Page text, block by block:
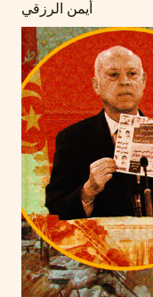
أيمن الرزقي